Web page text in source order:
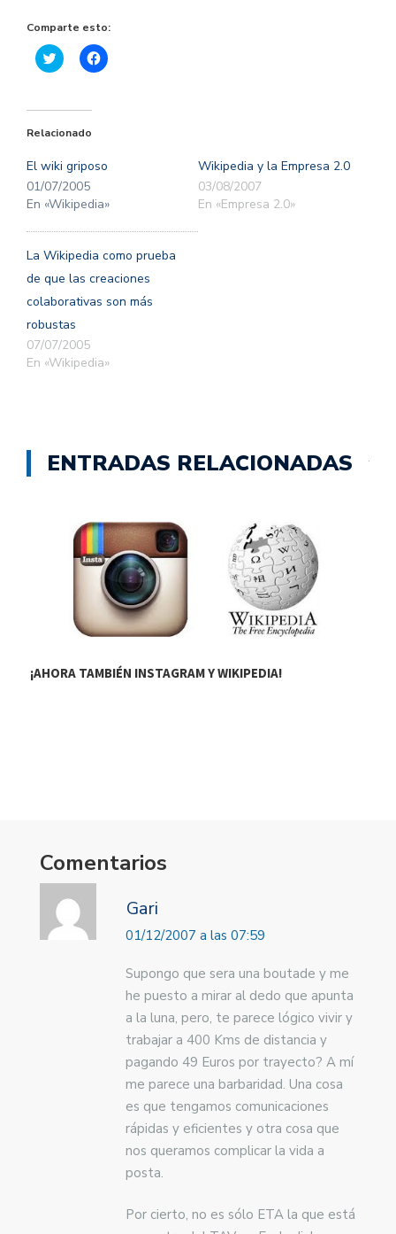
Comparte esto:
Haz
clic
Twitter
abre
una
ventana
nueva)
Haz
clic
ventana
Relacionado
El wiki griposo
01/07/2005
En «Wikipedia»
Wikipedia y la Empresa 2.0
03/08/2007
En «Empresa 2.0»
La Wikipedia como prueba
de que las creaciones
colaborativas son más
robustas
07/07/2005
En «Wikipedia»
ENTRADAS RELACIONADAS
¡AHORA TAMBIÉN INSTAGRAM Y WIKIPEDIA!
Comentarios
Gari
01/12/2007 a las 07:59
Supongo que sera una boutade y me
he puesto a mirar al dedo que apunta
a la luna, pero, te parece lógico vivir y
trabajar a 400 Kms de distancia y
pagando 49 Euros por trayecto? A mí
me parece una barbaridad. Una cosa
es que tengamos comunicaciones
rápidas y eficientes y otra cosa que
nos queramos complicar la vida a
posta.
Por cierto, no es sólo ETA la que está